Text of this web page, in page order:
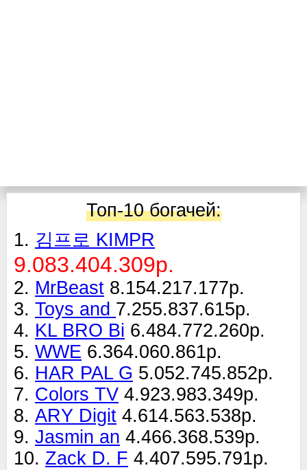
Топ-10 богачей:
1. 김프로 KIMPR
9.083.404.309р.
2. MrBeast 8.154.217.177р.
3. Toys and 7.255.837.615р.
4. KL BRO Bi 6.484.772.260р.
5. WWE 6.364.060.861р.
6. HAR PAL G 5.052.745.852р.
7. Colors TV 4.923.983.349р.
8. ARY Digit 4.614.563.538р.
9. Jasmin an 4.466.368.539р.
10. Zack D. F 4.407.595.791р.